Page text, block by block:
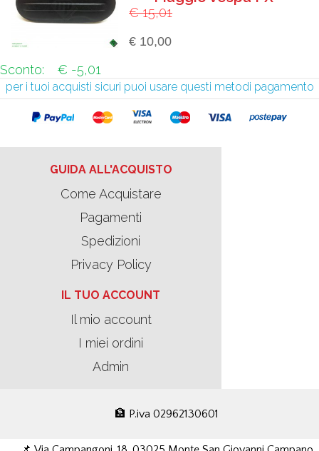
€ 15,01
€ 10,00
Sconto: € -5,01
per i tuoi acquisti sicuri puoi usare questi metodi pagamento
GUIDA ALL'ACQUISTO
Come Acquistare
Pagamenti
Spedizioni
Privacy Policy
IL TUO ACCOUNT
Il mio account
I miei ordini
Admin
🏦 P.iva 02962130601